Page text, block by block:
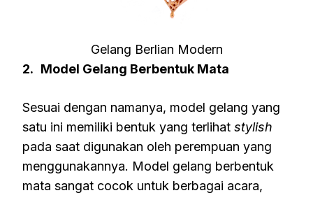
Gelang Berlian Modern
2. Model Gelang Berbentuk Mata
Sesuai dengan namanya, model gelang yang
satu ini memiliki bentuk yang terlihat stylish
pada saat digunakan oleh perempuan yang
menggunakannya. Model gelang berbentuk
mata sangat cocok untuk berbagai acara,